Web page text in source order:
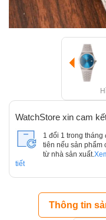
WatchStore xin cam
1 đổi 1 trong tháng
tiên nếu sản phẩm
từ nhà sản xuất.
tiết
Thông tin